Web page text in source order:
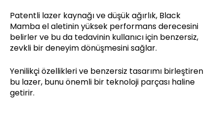
Patentli lazer kaynağı ve düşük ağırlık, Black
Mamba el aletinin yüksek performans derecesini
belirler ve bu da tedavinin kullanıcı için benzersiz,
zevkli bir deneyim dönüşmesini sağlar.
Yenilikçi özellikleri ve benzersiz tasarımı birleştiren
bu lazer, bunu önemli bir teknoloji parçası haline
getirir.